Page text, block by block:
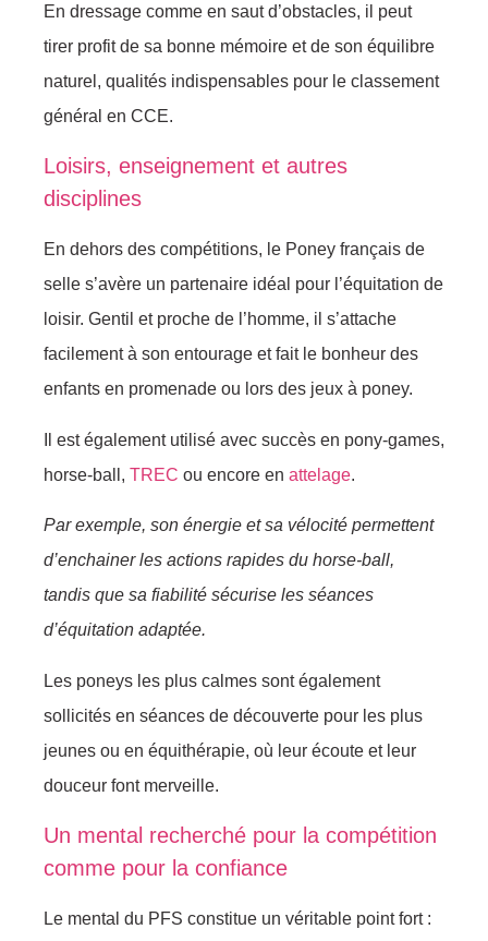
En dressage comme en saut d’obstacles, il peut
tirer profit de sa bonne mémoire et de son équilibre
naturel, qualités indispensables pour le classement
général en CCE.
Loisirs, enseignement et autres
disciplines
En dehors des compétitions, le Poney français de
selle s’avère un partenaire idéal pour l’équitation de
loisir. Gentil et proche de l’homme, il s’attache
facilement à son entourage et fait le bonheur des
enfants en promenade ou lors des jeux à poney.
Il est également utilisé avec succès en pony-games,
horse-ball, TREC ou encore en attelage.
Par exemple, son énergie et sa vélocité permettent
d’enchainer les actions rapides du horse-ball,
tandis que sa fiabilité sécurise les séances
d’équitation adaptée.
Les poneys les plus calmes sont également
sollicités en séances de découverte pour les plus
jeunes ou en équithérapie, où leur écoute et leur
douceur font merveille.
Un mental recherché pour la compétition
comme pour la confiance
Le mental du PFS constitue un véritable point fort :